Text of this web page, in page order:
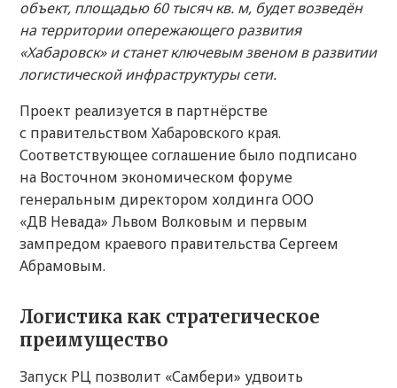
объект, площадью 60 тысяч кв. м, будет возведён
на территории опережающего развития
«Хабаровск» и станет ключевым звеном в развитии
логистической инфраструктуры сети.
Проект реализуется в партнёрстве
с правительством Хабаровского края.
Соответствующее соглашение было подписано
на Восточном экономическом форуме
генеральным директором холдинга ООО
«ДВ Невада» Львом Волковым и первым
зампредом краевого правительства Сергеем
Абрамовым.
Логистика как стратегическое
преимущество
Запуск РЦ позволит «Самбери» удвоить